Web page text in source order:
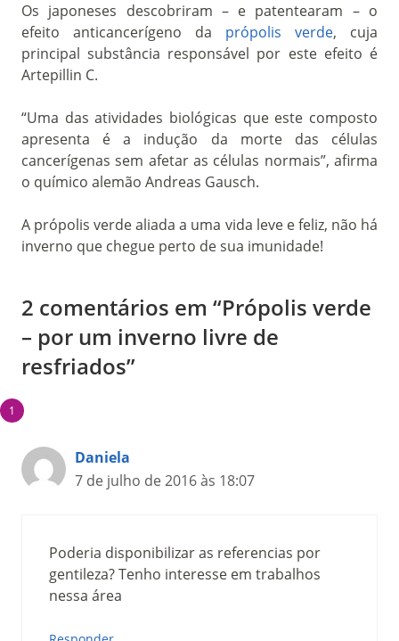
Os japoneses descobriram – e patentearam – o
efeito anticancerígeno da própolis verde, cuja
principal substância responsável por este efeito é
Artepillin C.
“Uma das atividades biológicas que este composto
apresenta é a indução da morte das células
cancerígenas sem afetar as células normais”, afirma
o químico alemão Andreas Gausch.
A própolis verde aliada a uma vida leve e feliz, não há
inverno que chegue perto de sua imunidade!
2 comentários em “Própolis verde
– por um inverno livre de
resfriados”
Daniela
7 de julho de 2016 às 18:07
Poderia disponibilizar as referencias por
gentileza? Tenho interesse em trabalhos
nessa área